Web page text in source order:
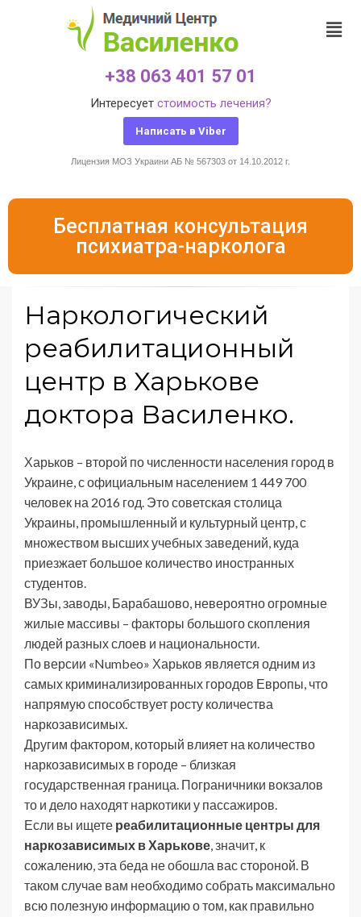
+38 063 401 57 01
Интересует стоимость лечения?
Написать в Viber
Лицензия МОЗ Украини АБ № 567303 от 14.10.2012 г.
Бесплатная консультация
психиатра-нарколога
Наркологический
реабилитационный
центр в Харькове
доктора Василенко.
Харьков – второй по численности населения город в
Украине, с официальным населением 1 449 700
человек на 2016 год. Это советская столица
Украины, промышленный и культурный центр, с
множеством высших учебных заведений, куда
приезжает большое количество иностранных
студентов.
ВУЗы, заводы, Барабашово, невероятно огромные
жилые массивы – факторы большого скопления
людей разных слоев и национальности.
По версии «Numbeo» Харьков является одним из
самых криминализированных городов Европы, что
напрямую способствует росту количества
наркозависимых.
Другим фактором, который влияет на количество
наркозависимых в городе – близкая
государственная граница. Пограничники вокзалов
то и дело находят наркотики у пассажиров.
Если вы ищете реабилитационные центры для
наркозависимых в Харькове, значит, к
сожалению, эта беда не обошла вас стороной. В
таком случае вам необходимо собрать максимально
всю полезную информацию о том, как правильно